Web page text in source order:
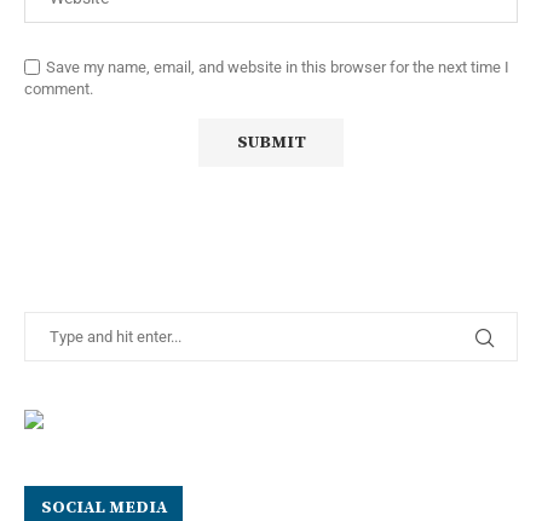
Save my name, email, and website in this browser for the next time I
comment.
SOCIAL MEDIA